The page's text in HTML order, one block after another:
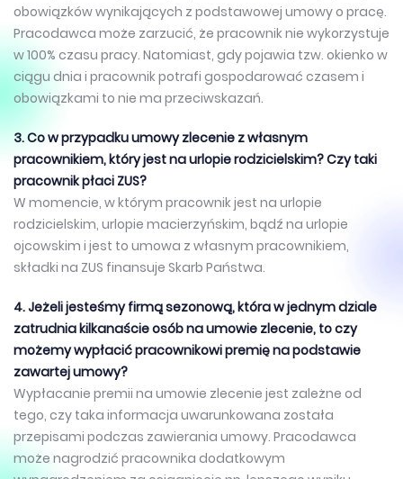
obowiązków wynikających z podstawowej umowy o pracę.
Pracodawca może zarzucić, że pracownik nie wykorzystuje
w 100% czasu pracy. Natomiast, gdy pojawia tzw. okienko w
ciągu dnia i pracownik potrafi gospodarować czasem i
obowiązkami to nie ma przeciwskazań.
3. Co w przypadku umowy zlecenie z własnym
pracownikiem, który jest na urlopie rodzicielskim? Czy taki
pracownik płaci ZUS?
W momencie, w którym pracownik jest na urlopie
rodzicielskim, urlopie macierzyńskim, bądź na urlopie
ojcowskim i jest to umowa z własnym pracownikiem,
składki na ZUS finansuje Skarb Państwa.
4. Jeżeli jesteśmy firmą sezonową, która w jednym dziale
zatrudnia kilkanaście osób na umowie zlecenie, to czy
możemy wypłacić pracownikowi premię na podstawie
zawartej umowy?
Wypłacanie premii na umowie zlecenie jest zależne od
tego, czy taka informacja uwarunkowana została
przepisami podczas zawierania umowy. Pracodawca
może nagrodzić pracownika dodatkowym